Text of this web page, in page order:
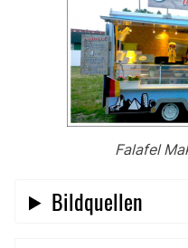
Falafel
Bildquellen